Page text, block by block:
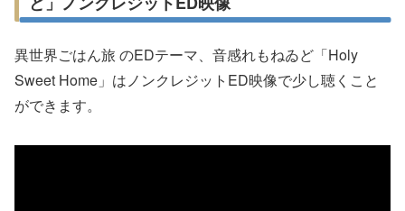
異世界ごはん旅 のEDテーマ、音感れもねゐど「Holy
Sweet Home」はノンクレジットED映像で少し聴くこと
ができます。